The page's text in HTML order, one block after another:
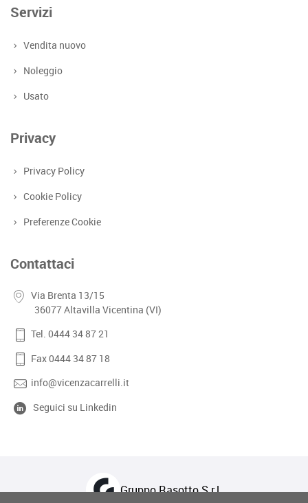
Servizi
Vendita nuovo
Noleggio
Usato
Privacy
Privacy Policy
Cookie Policy
Preferenze Cookie
Contattaci
Via Brenta 13/15
36077 Altavilla Vicentina (VI)
Tel. 0444 34 87 21
Fax 0444 34 87 18
info@vicenzacarrelli.it
Seguici su Linkedin
Gruppo Rasotto S.r.l.